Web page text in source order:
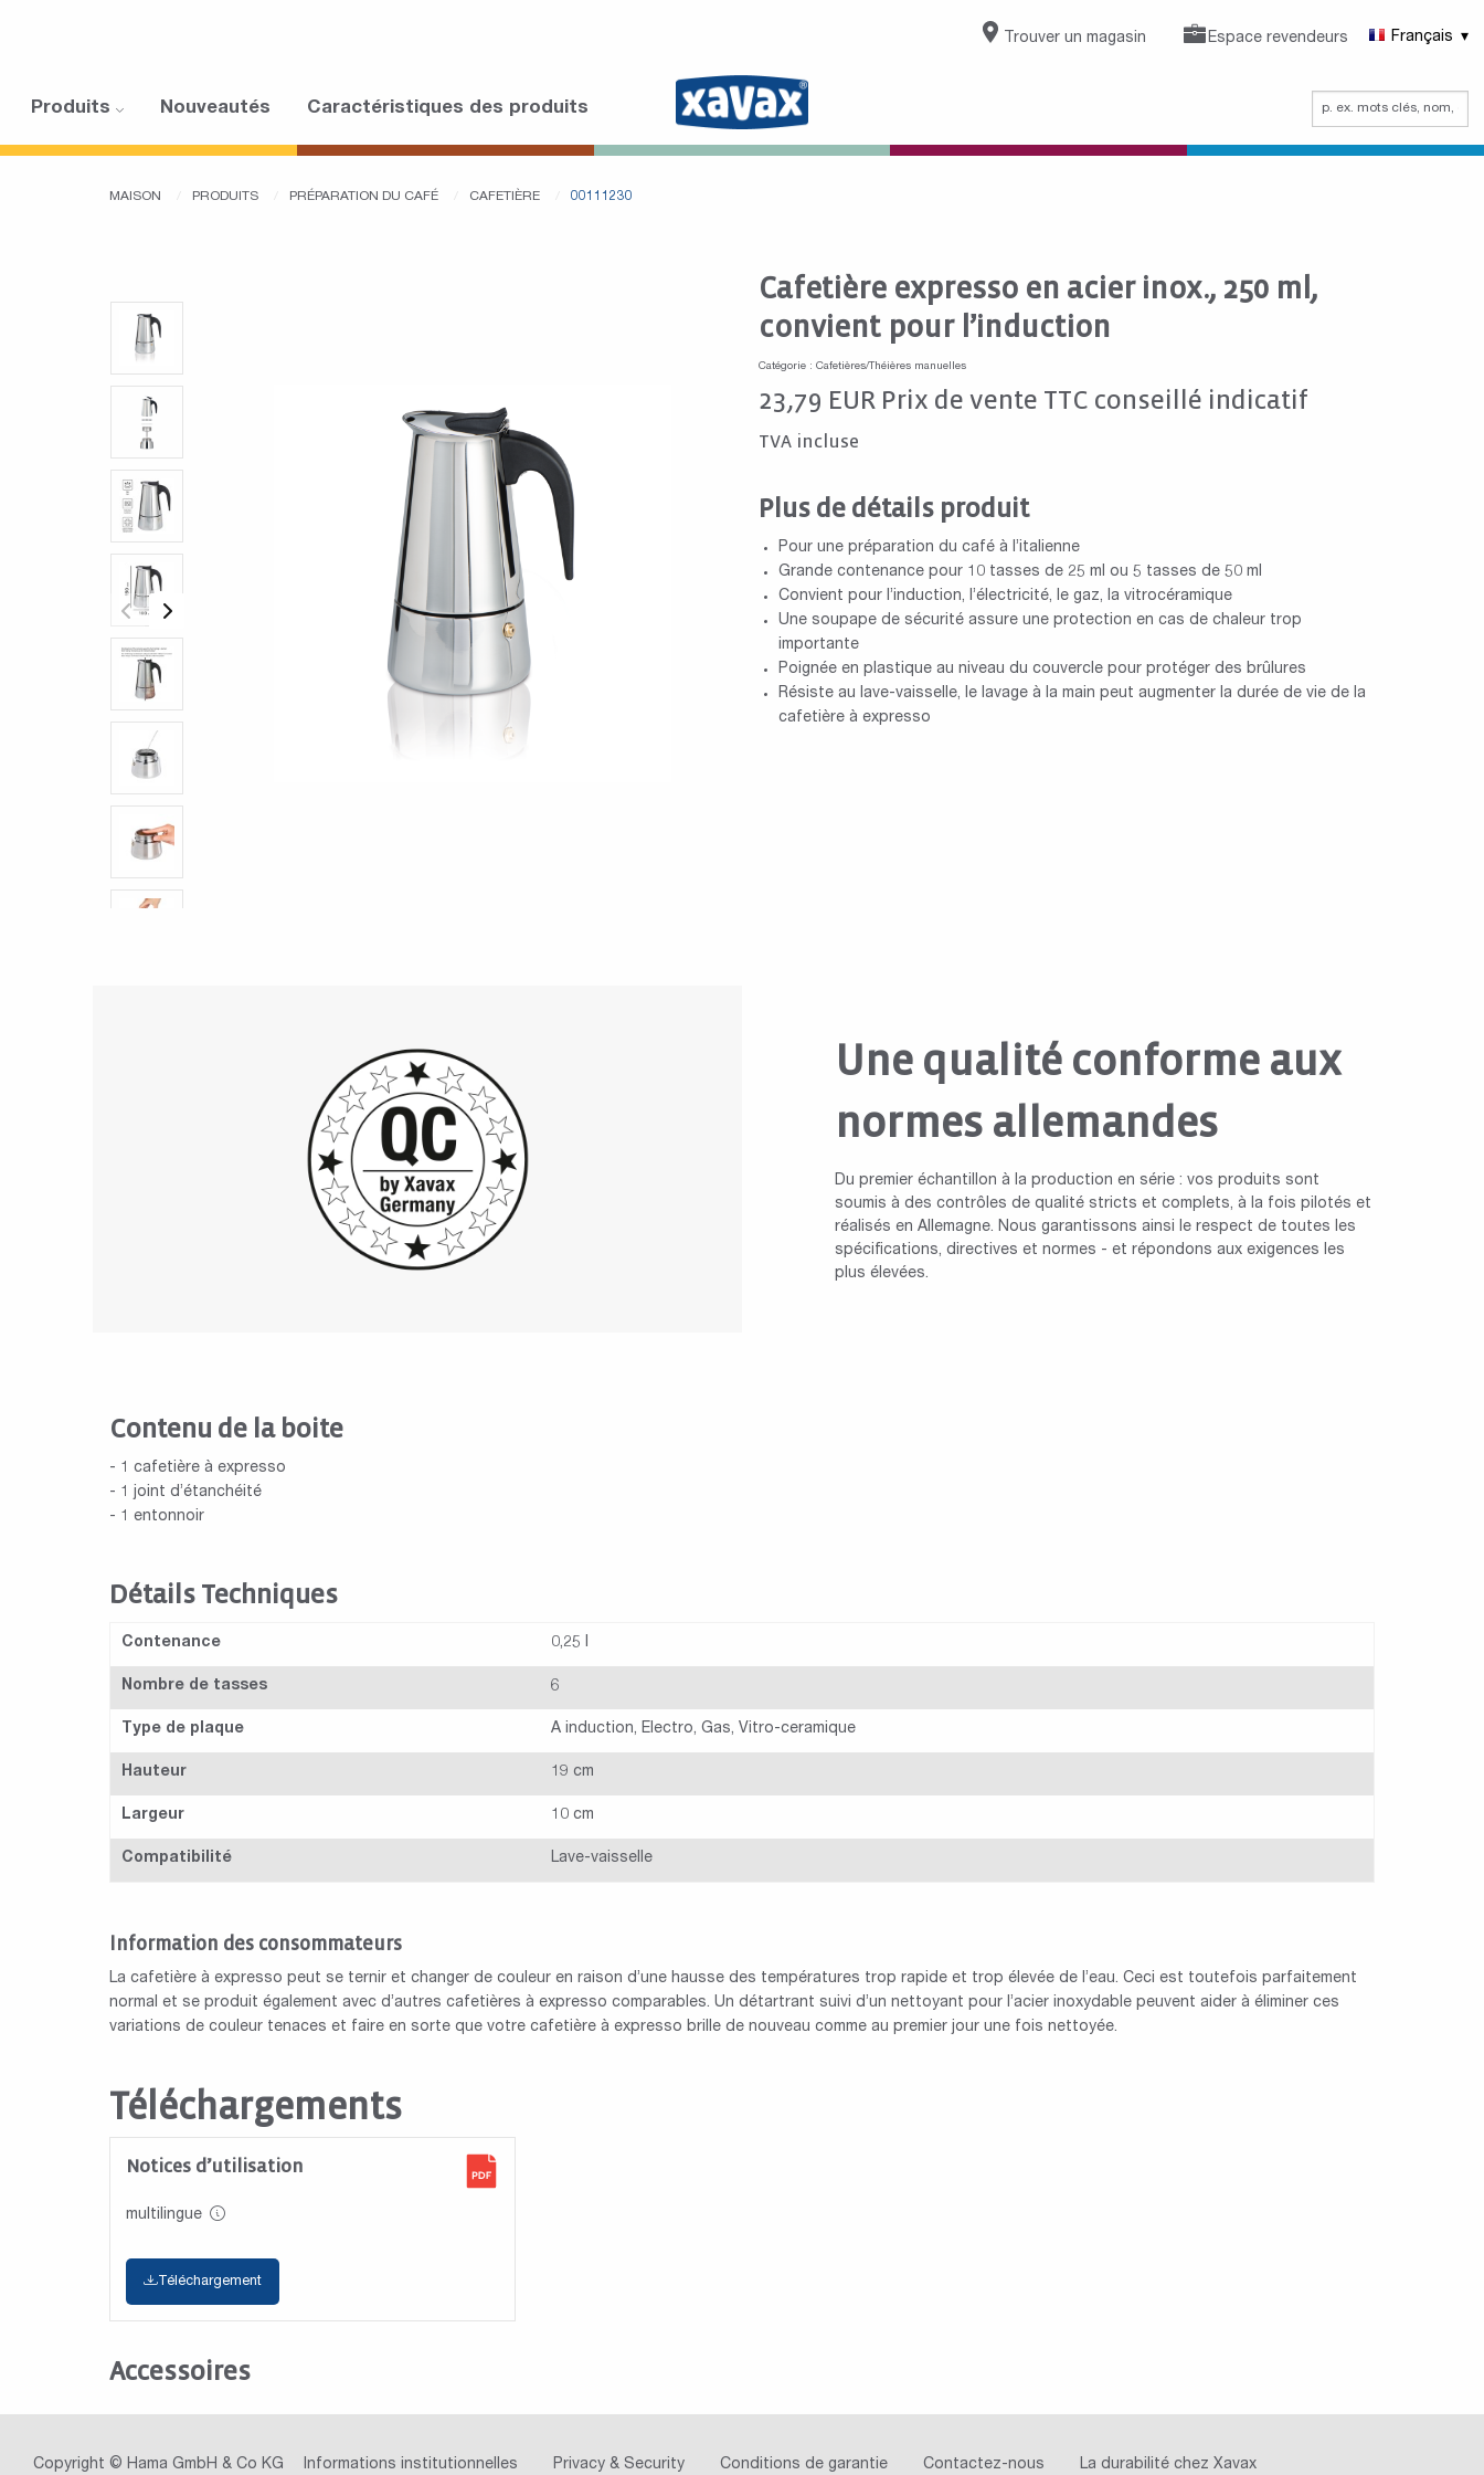
Trouver un magasin Espace revendeurs Français
Produits Nouveautés Caractéristiques des produits
MAISON PRODUITS PRÉPARATION DU CAFÉ CAFETIÈRE 00111230
Cafetière expresso en acier inox., 250 ml,
convient pour l’induction
Catégorie : Cafetières/Théières manuelles
23,79 EUR Prix de vente TTC conseillé indicatif
TVA incluse
Plus de détails produit
Pour une préparation du café à l’italienne
Grande contenance pour 10 tasses de 25 ml ou 5 tasses de 50 ml
Convient pour l’induction, l’électricité, le gaz, la vitrocéramique
Une soupape de sécurité assure une protection en cas de chaleur trop
importante
Poignée en plastique au niveau du couvercle pour protéger des brûlures
Résiste au lave-vaisselle, le lavage à la main peut augmenter la durée de vie de la
cafetière à expresso
Une qualité conforme aux
normes allemandes
Du premier échantillon à la production en série : vos produits sont
soumis à des contrôles de qualité stricts et complets, à la fois pilotés et
réalisés en Allemagne. Nous garantissons ainsi le respect de toutes les
spécifications, directives et normes - et répondons aux exigences les
plus élevées.
Contenu de la boite
- 1 cafetière à expresso
- 1 joint d’étanchéité
- 1 entonnoir
Détails Techniques
Contenance 0,25 l
Nombre de tasses 6
Type de plaque A induction, Electro, Gas, Vitro-ceramique
Hauteur 19 cm
Largeur 10 cm
Compatibilité Lave-vaisselle
Information des consommateurs
La cafetière à expresso peut se ternir et changer de couleur en raison d’une hausse des températures trop rapide et trop élevée de l’eau. Ceci est toutefois parfaitement
normal et se produit également avec d’autres cafetières à expresso comparables. Un détartrant suivi d’un nettoyant pour l’acier inoxydable peuvent aider à éliminer ces
variations de couleur tenaces et faire en sorte que votre cafetière à expresso brille de nouveau comme au premier jour une fois nettoyée.
Téléchargements
Notices d’utilisation
multilingue
Téléchargement
Accessoires
Copyright © Hama GmbH & Co KG Informations institutionnelles Privacy & Security Conditions de garantie Contactez-nous La durabilité chez Xavax